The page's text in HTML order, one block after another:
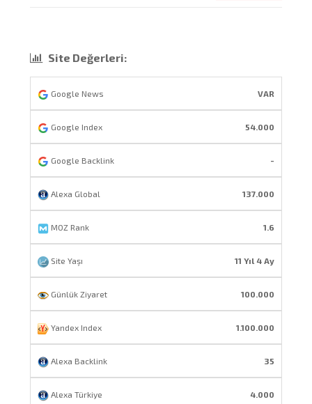
Site Değerleri:
Google News VAR
Google Index 54.000
Google Backlink -
Alexa Global 137.000
MOZ Rank 1.6
Site Yaşı 11 Yıl 4 Ay
Günlük Ziyaret 100.000
Yandex Index 1.100.000
Alexa Backlink 35
Alexa Türkiye 4.000